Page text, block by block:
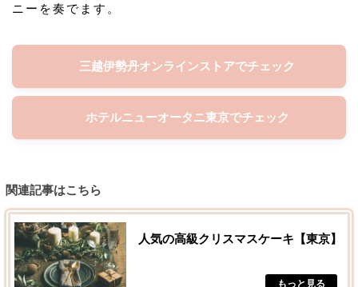
ニーを奏でます。
三越伊勢丹オンラインストアでチェック
ホテルニューオータニ東京でチェック
関連記事はこちら
人気の高級クリスマスケーキ【東京】